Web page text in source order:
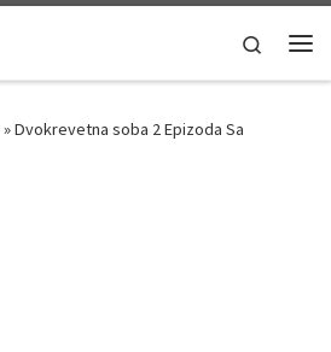
Search
»Dvokrevetna soba 2 Epizoda Sa